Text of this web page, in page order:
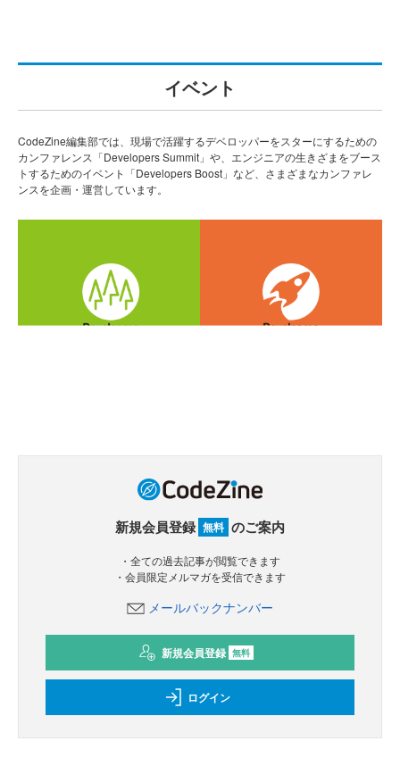
イベント
CodeZine編集部では、現場で活躍するデベロッパーをスターにするための
カンファレンス「Developers Summit」や、エンジニアの生きざまをブース
トするためのイベント「Developers Boost」など、さまざまなカンファレ
ンスを企画・運営しています。
新規会員登録 無料 のご案内
・全ての過去記事が閲覧できます
・会員限定メルマガを受信できます
メールバックナンバー
新規会員登録 無料
ログイン